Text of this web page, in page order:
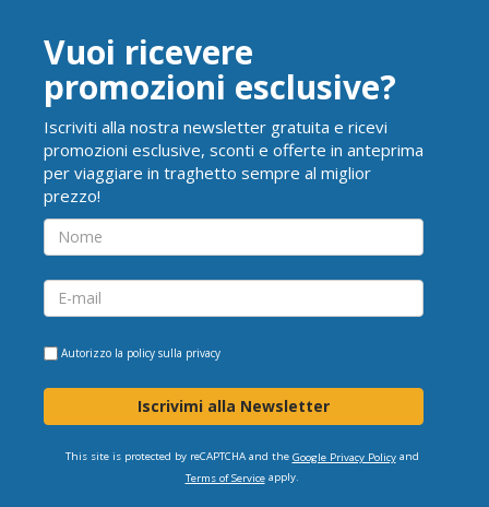
Vuoi ricevere
promozioni esclusive?
Iscriviti alla nostra newsletter gratuita e ricevi
promozioni esclusive, sconti e offerte in anteprima
per viaggiare in traghetto sempre al miglior
prezzo!
Autorizzo la policy sulla privacy
Iscrivimi alla Newsletter
This site is protected by reCAPTCHA and the Google Privacy Policyand
Terms of Serviceapply.